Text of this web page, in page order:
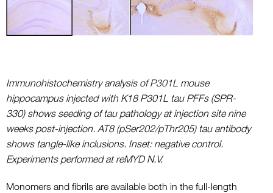
Immunohistochemistry analysis of P301L mouse
hippocampus injected with K18 P301L tau PFFs (SPR-
330) shows seeding of tau pathology at injection site nine
weeks post-injection. AT8 (pSer202/pThr205) tau antibody
shows tangle-like inclusions. Inset: negative control.
Experiments performed at reMYD N.V.
Monomers and fibrils are available both in the full-length